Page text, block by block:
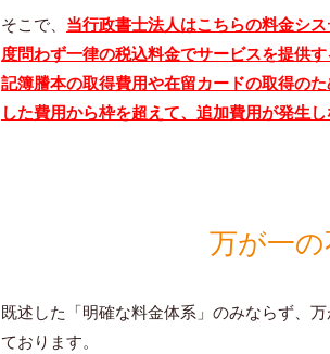
そこで、 当行政書士法人はこちらの料金シ
度問わず一律の税込料金でサービスを提供
記簿謄本の取得費用や在留カードの取得の
した費用から枠を超えて、追加費用が発生
万が一
既述した「明確な料金体系」のみならず、
ております。